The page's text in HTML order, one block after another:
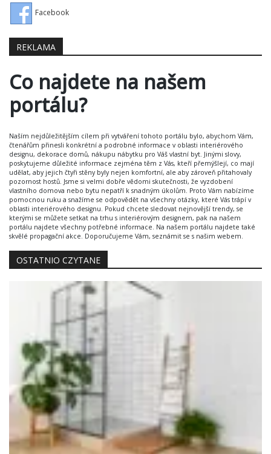
Facebook
REKLAMA
Co najdete na našem
portálu?
Naším nejdůležitějším cílem při vytváření tohoto portálu bylo, abychom Vám,
čtenářům přinesli konkrétní a podrobné informace v oblasti interiérového
designu, dekorace domů, nákupu nábytku pro Váš vlastní byt. Jinými slovy,
poskytujeme důležité informace zejména těm z Vás, kteří přemýšlejí, co mají
udělat, aby jejich čtyři stěny byly nejen komfortní, ale aby zároveň přitahovaly
pozornost hostů. Jsme si velmi dobře vědomi skutečnosti, že vyzdobení
vlastního domova nebo bytu nepatří k snadným úkolům. Proto Vám nabízíme
pomocnou ruku a snažíme se odpovědět na všechny otázky, které Vás trápí v
oblasti interiérového designu. Pokud chcete sledovat nejnovější trendy, se
kterými se můžete setkat na trhu s interiérovým designem, pak na našem
portálu najdete všechny potřebné informace. Na našem portálu najdete také
skvělé propagační akce. Doporučujeme Vám, seznámit se s našim webem.
OSTATNIO CZYTANE